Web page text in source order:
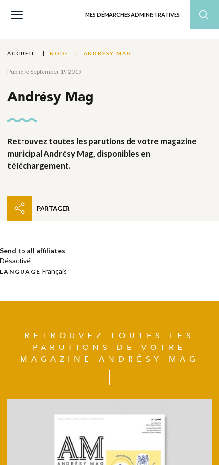
MES DÉMARCHES ADMINISTRATIVES
ACCUEIL NODE ANDRÉSY MAG
Publié le September 19 2019
Andrésy Mag
Retrouvez toutes les parutions de votre magazine
municipal Andrésy Mag, disponibles en
téléchargement.
PARTAGER
Send to all affiliates
Désactivé
LANGUAGE Français
RETROUVEZ TOUTES LES
PARUTIONS DE VOTRE
MAGAZINE ANDRÉSY MAG